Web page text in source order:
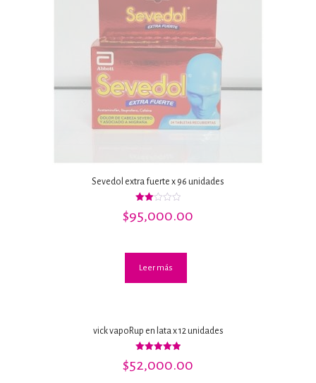
Sevedol extra fuerte x 96 unidades
con
$95,000.00
Leer más
vick vapoRup en lata x 12 unidades
con
$52,000.00